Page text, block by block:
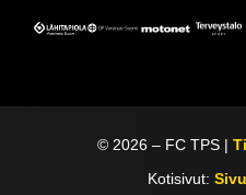
©2026 – FC TPS |
Kotisivut: